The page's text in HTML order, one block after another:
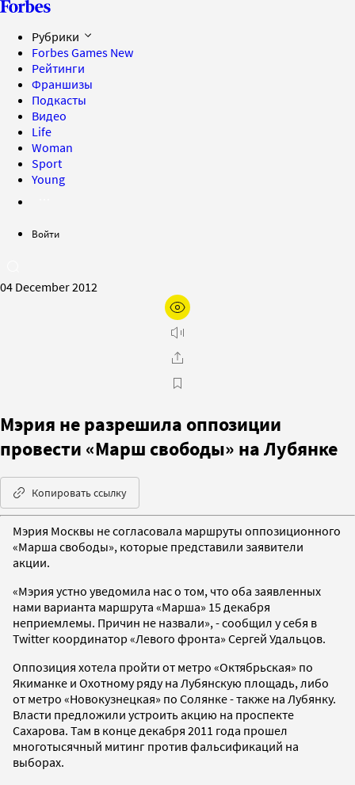
Рубрики
Forbes Games New
Рейтинги
Франшизы
Подкасты
Видео
Life
Woman
Sport
Young
Войти
04 December 2012
Мэрия не разрешила оппозиции
провести «Марш свободы» на Лубянке
Копировать ссылку
Мэрия Москвы не согласовала маршруты оппозиционного
«Марша свободы», которые представили заявители
акции.
«Мэрия устно уведомила нас о том, что оба заявленных
нами варианта маршрута «Марша» 15 декабря
неприемлемы. Причин не назвали», - сообщил у себя в
Twitter координатор «Левого фронта» Сергей Удальцов.
Оппозиция хотела пройти от метро «Октябрьская» по
Якиманке и Охотному ряду на Лубянскую площадь, либо
от метро «Новокузнецкая» по Солянке - также на Лубянку.
Власти предложили устроить акцию на проспекте
Сахарова. Там в конце декабря 2011 года прошел
многотысячный митинг против фальсификаций на
выборах.